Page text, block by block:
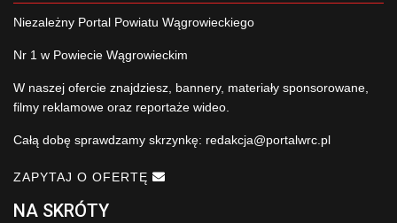
Niezależny Portal Powiatu Wągrowieckiego
Nr 1 w Powiecie Wągrowieckim
W naszej ofercie znajdziesz, bannery, materiały sponsorowane,
filmy reklamowe oraz reportaże wideo.
Całą dobę sprawdzamy skrzynkę: redakcja@portalwrc.pl
ZAPYTAJ O OFERTĘ
NA SKRÓTY